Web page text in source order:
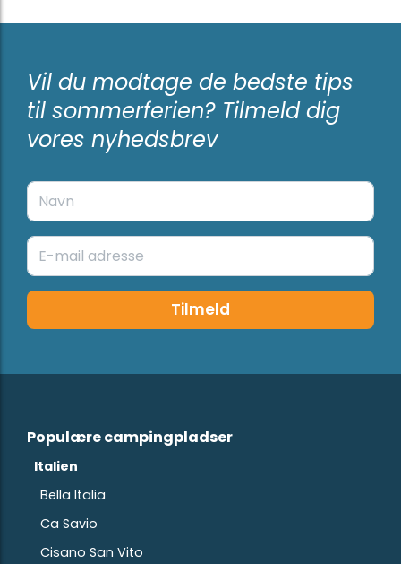
Vil du modtage de bedste tips
til sommerferien? Tilmeld dig
vores nyhedsbrev
Tilmeld
Populære campingpladser
Italien
Bella Italia
Ca Savio
Cisano San Vito